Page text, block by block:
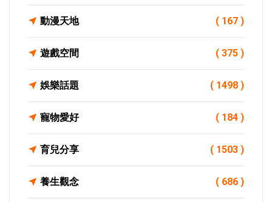
動漫天地 ( 167 )
遊戲空間 ( 375 )
娛樂話題 ( 1498 )
寵物愛好 ( 184 )
育兒分享 ( 1503 )
養生觀念 ( 686 )